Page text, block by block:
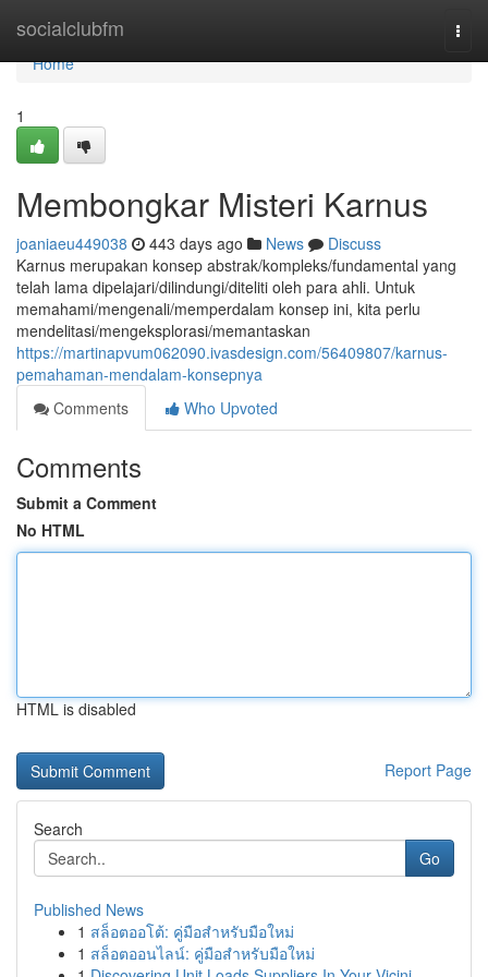
socialclubfm
Home
Home
1
Membongkar Misteri Karnus
joaniaeu449038 443 days ago News
Discuss
Karnus merupakan konsep abstrak/kompleks/fundamental yang
telah lama dipelajari/dilindungi/diteliti oleh para ahli. Untuk
memahami/mengenali/memperdalam konsep ini, kita perlu
mendelitasi/mengeksplorasi/memantaskan
https://martinapvum062090.ivasdesign.com/56409807/karnus-
pemahaman-mendalam-konsepnya
Comments
Who Upvoted
Comments
Submit a Comment
No HTML
HTML is disabled
Report Page
Search
Go
Published News
1 สล็อตออโต้: คู่มือสำหรับมือใหม่
1 สล็อตออนไลน์: คู่มือสำหรับมือใหม่